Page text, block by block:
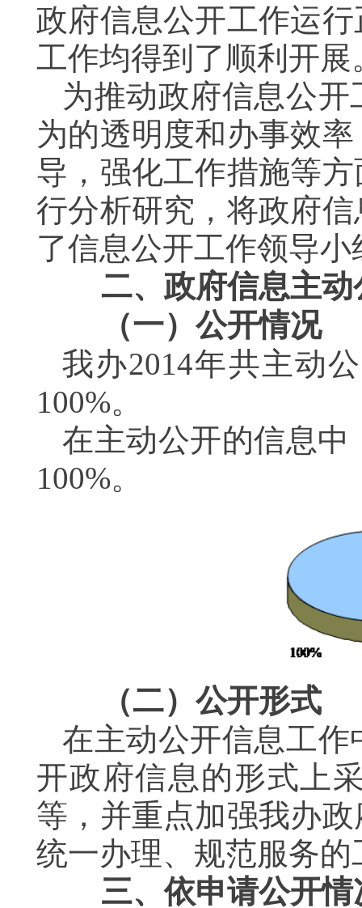
政府信息公开工作运
工作均得到了顺利开展
为推动政府信息公
为的透明度和办事效
导，强化工作措施等
行分析研究，将政府
了信息公开工作领导
二、政府信息主动
（一）公开情况
我办2014年共主动
100%。
在主动公开的信息中
100%。
（二）公开形式
在主动公开信息工
开政府信息的形式上
等，并重点加强我办
统一办理、规范服务
三、依申请公开情